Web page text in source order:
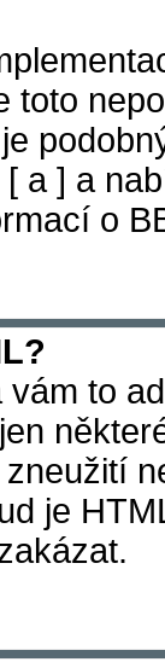
toto
a ] a
o
to
je